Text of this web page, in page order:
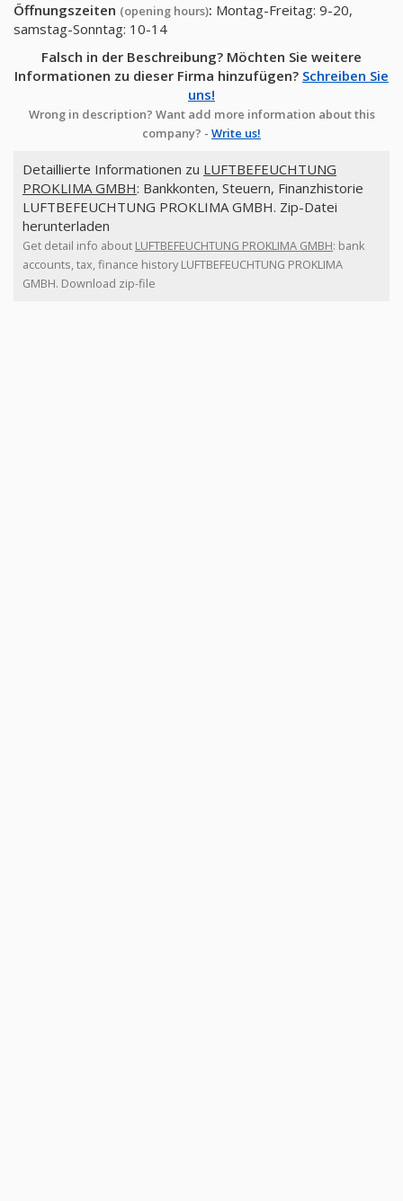
Öffnungszeiten (opening hours): Montag-Freitag: 9-20,
samstag-Sonntag: 10-14
Falsch in der Beschreibung? Möchten Sie weitere
Informationen zu dieser Firma hinzufügen? Schreiben Sie
uns!
Wrong in description? Want add more information about this
company? - Write us!
Detaillierte Informationen zu LUFTBEFEUCHTUNG
PROKLIMA GMBH: Bankkonten, Steuern, Finanzhistorie
LUFTBEFEUCHTUNG PROKLIMA GMBH. Zip-Datei
herunterladen
Get detail info about LUFTBEFEUCHTUNG PROKLIMA GMBH: bank
accounts, tax, finance history LUFTBEFEUCHTUNG PROKLIMA
GMBH. Download zip-file